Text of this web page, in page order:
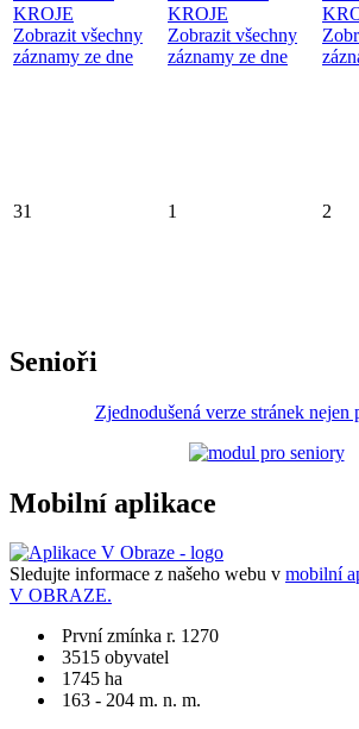
KROJE
Zobrazit všechny
záznamy ze dne
KROJE
Zobrazit všechny
záznamy ze dne
31 1 2
Senioři
Zjednodušená verze stránek nejen
Mobilní aplikace
Sledujte informace z našeho webu v mobilní
V OBRAZE.
První zmínka r. 1270
3515 obyvatel
1745 ha
163 - 204 m. n. m.